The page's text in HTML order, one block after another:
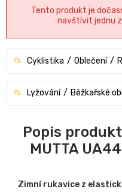
Tento produkt je
navštívit jednu
Cyklistika Oblečení
Lyžování Běžkařské
Popis
MUTTA
Zimní rukavice z